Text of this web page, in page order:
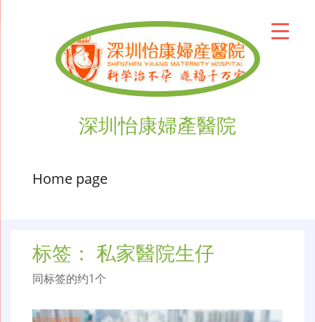
深圳怡康婦產醫院
Home page
标签： 私家醫院生仔
同标签的约1个